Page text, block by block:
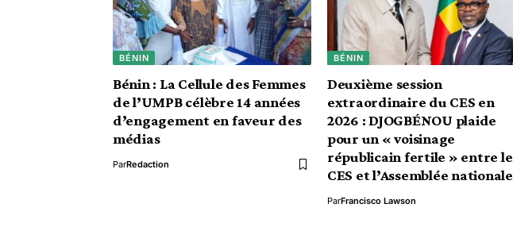
BÉNIN
Bénin : La Cellule des Femmes
de l’UMPB célèbre 14 années
d’engagement en faveur des
médias
ParRedaction
BÉNIN
Deuxième session
extraordinaire du CES en
2026 : DJOGBÉNOU plaide
pour un « voisinage
républicain fertile » entre le
CES et l’Assemblée nationale
ParFrancisco Lawson